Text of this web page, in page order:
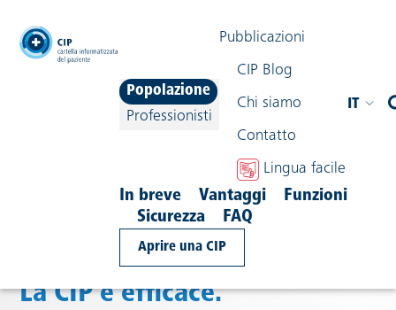
navigazione
Popolazione
Professionisti
Pubblicazioni
CIP Blog
Chi siamo
Contatto
Lingua facile
IT
In breve Vantaggi
Funzioni
Sicurezza
FAQ
Aprire una CIP
Tutte le informazioni sulla tua
salute raccolte in un posto
La CIP è efficace.